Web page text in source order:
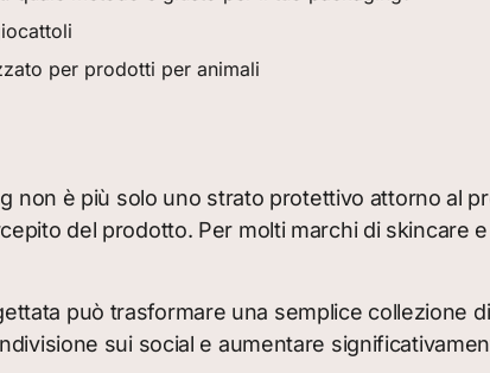
per prodotti per animali
non è più solo uno strato protettivo attorno al
del prodotto. Per molti marchi di
può trasformare una semplice collezione
sui social e aumentare